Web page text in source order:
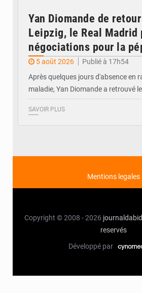
Yan Diomande de
Leipzig, le Real
négociations pour la
ivoirienne
5 août 2026
Publié à 17h54
Après quelques jours d'absence en
maladie, Yan Diomande a retrouvé
SAVOIR PLUS
Mentions legales
Copyright © 2008 - 2026
reservés
Développé par